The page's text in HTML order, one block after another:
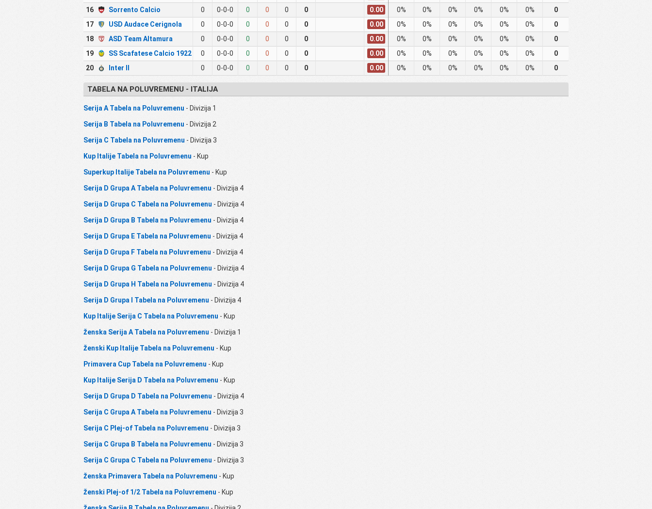
16
Sorrento Calcio 0 0-0-0 0 0 0 0 0.00 0% 0% 0% 0% 0% 0%
0
17
USD Audace Cerignola 0 0-0-0 0 0 0 0 0.00 0% 0% 0% 0% 0% 0%
0
18
ASD Team Altamura 0 0-0-0 0 0 0 0 0.00 0% 0% 0% 0% 0% 0%
0
19
SS Scafatese Calcio 1922 0 0-0-0 0 0 0 0 0.00 0% 0% 0% 0% 0% 0%
0
20
Inter II 0 0-0-0 0 0 0 0 0.00 0% 0% 0% 0% 0% 0% 0
TABELA NA POLUVREMENU - ITALIJA
Serija A Tabela na Poluvremenu - Divizija 1
Serija B Tabela na Poluvremenu - Divizija 2
Serija C Tabela na Poluvremenu - Divizija 3
Kup Italije Tabela na Poluvremenu - Kup
Superkup Italije Tabela na Poluvremenu - Kup
Serija D Grupa A Tabela na Poluvremenu - Divizija 4
Serija D Grupa C Tabela na Poluvremenu - Divizija 4
Serija D Grupa B Tabela na Poluvremenu - Divizija 4
Serija D Grupa E Tabela na Poluvremenu - Divizija 4
Serija D Grupa F Tabela na Poluvremenu - Divizija 4
Serija D Grupa G Tabela na Poluvremenu - Divizija 4
Serija D Grupa H Tabela na Poluvremenu - Divizija 4
Serija D Grupa I Tabela na Poluvremenu - Divizija 4
Kup Italije Serija C Tabela na Poluvremenu - Kup
Ženska Serija A Tabela na Poluvremenu - Divizija 1
Ženski Kup Italije Tabela na Poluvremenu - Kup
Primavera Cup Tabela na Poluvremenu - Kup
Kup Italije Serija D Tabela na Poluvremenu - Kup
Serija D Grupa D Tabela na Poluvremenu - Divizija 4
Serija C Grupa A Tabela na Poluvremenu - Divizija 3
Serija C Plej-of Tabela na Poluvremenu - Divizija 3
Serija C Grupa B Tabela na Poluvremenu - Divizija 3
Serija C Grupa C Tabela na Poluvremenu - Divizija 3
Ženska Primavera Tabela na Poluvremenu - Kup
Ženski Plej-of 1/2 Tabela na Poluvremenu - Kup